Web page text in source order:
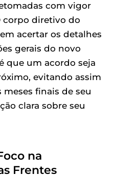
com vigor
corpo diretivo do
acertar os detalhes
gerais do novo
que um acordo seja
evitando assim
finais de seu
clara sobre seu
na
Frentes